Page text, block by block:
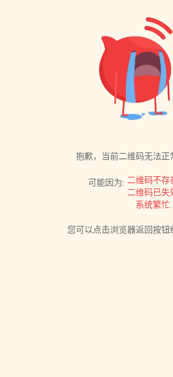
抱歉，当前二维码无法正
可能因为: 二维码不存
二维码已失
系统繁忙...
您可以点击浏览器返回按钮